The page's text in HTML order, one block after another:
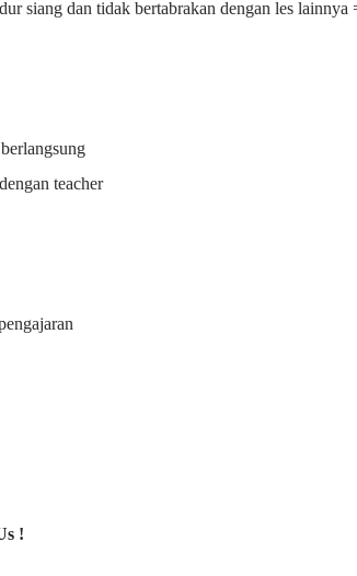
siang dan tidak bertabrakan dengan les lainnya
teacher
!